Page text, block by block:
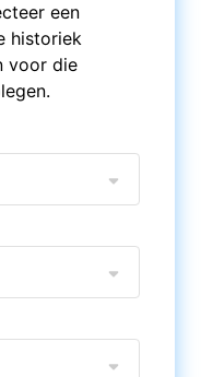
een
historiek
voor die